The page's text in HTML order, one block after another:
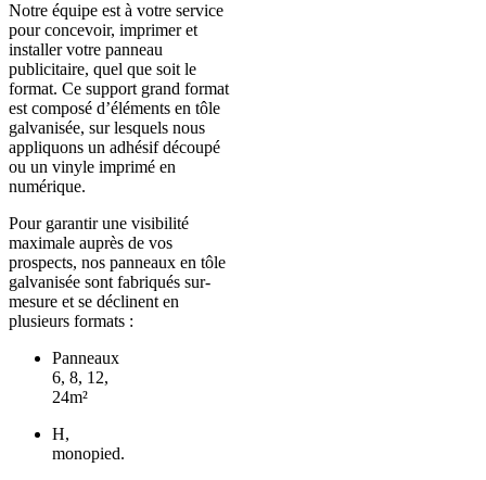
Notre équipe est à votre service
pour concevoir, imprimer et
installer votre panneau
publicitaire, quel que soit le
format. Ce support grand format
est composé d’éléments en tôle
galvanisée, sur lesquels nous
appliquons un adhésif découpé
ou un vinyle imprimé en
numérique.
Pour garantir une visibilité
maximale auprès de vos
prospects, nos panneaux en tôle
galvanisée sont fabriqués sur-
mesure et se déclinent en
plusieurs formats :
Panneaux
6, 8, 12,
24m²
H,
monopied.